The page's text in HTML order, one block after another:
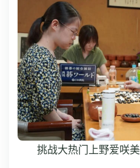
挑战大热门上野爱咲